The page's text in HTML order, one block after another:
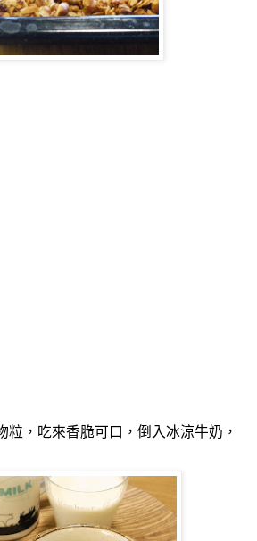
粒，吃來香脆可口，倒入冰涼牛奶，